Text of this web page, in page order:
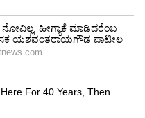
ಸಹ
ಇವರು ಕಲರ್ಸ್ ಕನ್ನಡದ
ಸೀಸನ್ ೩ ವಿನ್ನರ್
ಇಬ್ಬರ ಜೋಡಿಯನ್ನು
ಡ್ಯಾನ್ಸರ್ ಕೂಡ ಹೌದು.